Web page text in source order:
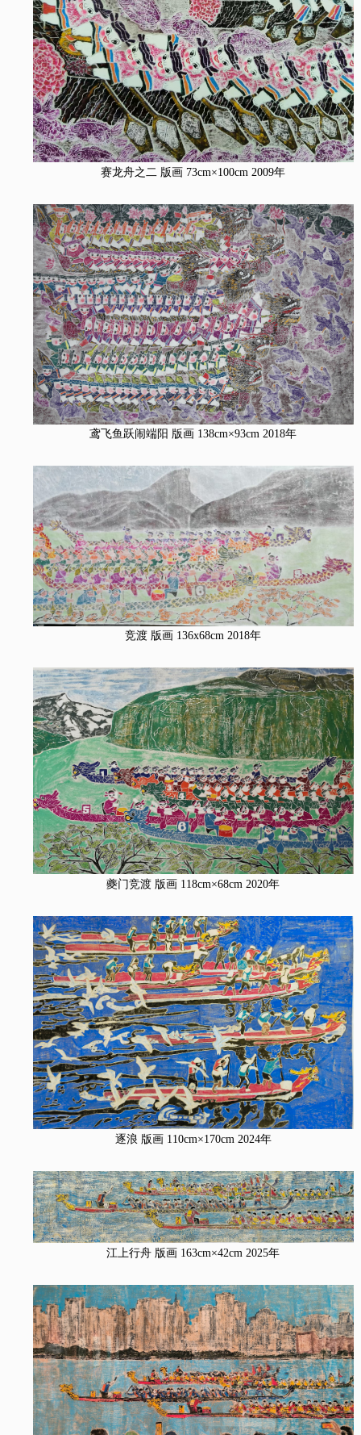
赛龙舟之二 版画 73cm×100cm 2009年
鸢飞鱼跃闹端阳 版画 138cm×93cm 2018年
竞渡 版画 136x68cm 2018年
夔门竞渡 版画 118cm×68cm 2020年
逐浪 版画 110cm×170cm 2024年
江上行舟 版画 163cm×42cm 2025年